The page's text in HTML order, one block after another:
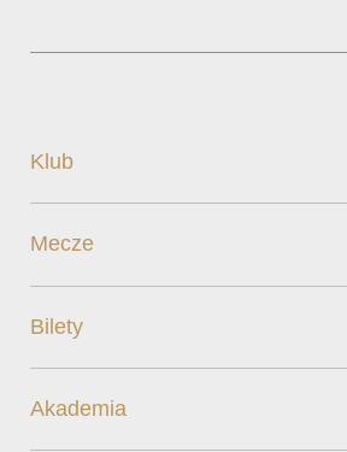
Klub
Mecze
Bilety
Akademia